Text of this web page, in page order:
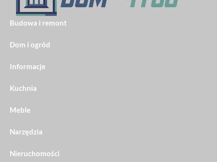
Budowa i remont
Dom i ogród
Informacje
Kuchnia
Meble
Narzędzia
Nieruchomości